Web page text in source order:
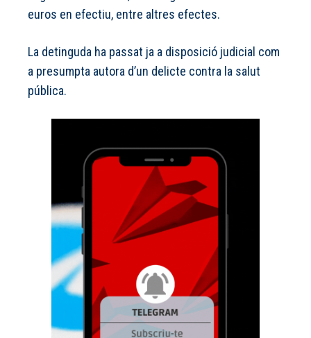
euros en efectiu, entre altres efectes.
La detinguda ha passat ja a disposició judicial com
a presumpta autora d’un delicte contra la salut
pública.